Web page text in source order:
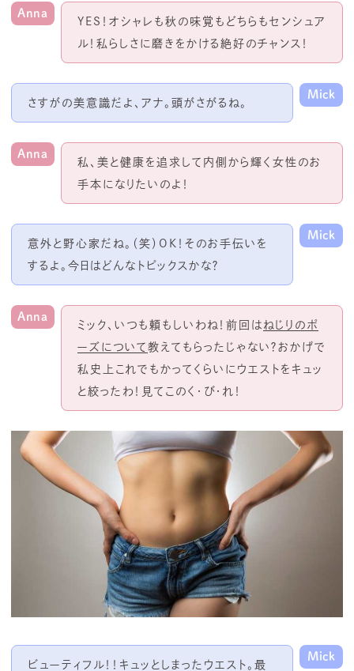
Anna
YES！オシャレも秋の味覚もどちらもセンシュア
ル！私らしさに磨きをかける絶好のチャンス！
さすがの美意識だよ、アナ。頭がさがるね。
Mick
Anna
私、美と健康を追求して内側から輝く女性のお
手本になりたいのよ！
意外と野心家だね。（笑）OK！そのお手伝いを
するよ。今日はどんなトピックスかな？
Mick
Anna
ミック、いつも頼もしいわね！前回は ねじりのポ
ーズについて 教えてもらったじゃない？おかげで
私史上これでもかってくらいにウエストをキュッ
と絞ったわ！見てこのく・び・れ！
ビューティフル！！キュッとしまったウエスト。最
Mick